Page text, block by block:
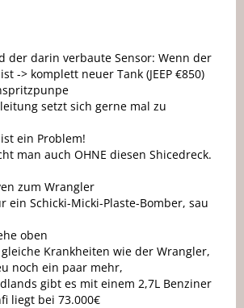
der darin verbaute Sensor: Wenn der
-> komplett neuer Tank (JEEP €850)
setzt sich gerne mal zu
ein Problem!
man auch OHNE diesen Shicedreck.
zum Wrangler
ein Schicki-Micki-Plaste-Bomber, sau
oben
Krankheiten wie der Wrangler,
noch ein paar mehr,
gibt es mit einem 2,7L Benziner
liegt bei 73.000€